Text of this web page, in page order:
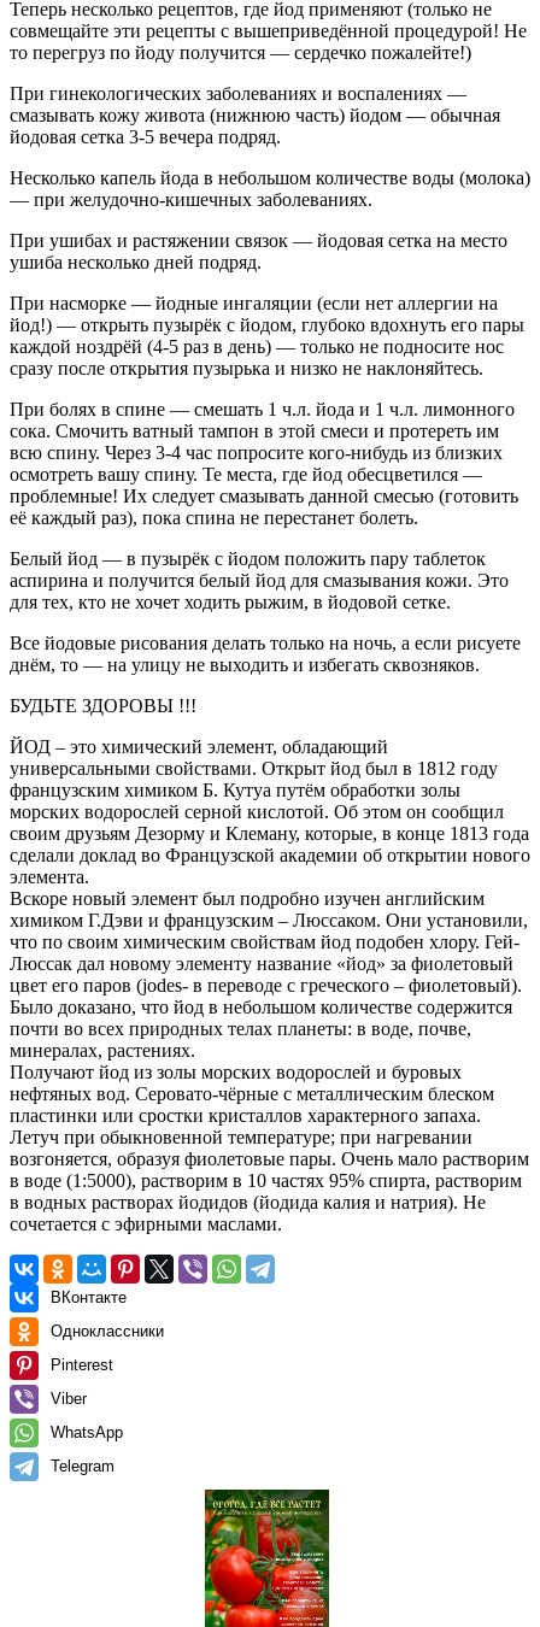
Теперь несколько рецептов, где йод применяют (только не
совмещайте эти рецепты с вышеприведённой процедурой! Не
то перегруз по йоду получится — сердечко пожалейте!)
При гинекологических заболеваниях и воспалениях —
смазывать кожу живота (нижнюю часть) йодом — обычная
йодовая сетка 3-5 вечера подряд.
Несколько капель йода в небольшом количестве воды (молока)
— при желудочно-кишечных заболеваниях.
При ушибах и растяжении связок — йодовая сетка на место
ушиба несколько дней подряд.
При насморке — йодные ингаляции (если нет аллергии на
йод!) — открыть пузырёк с йодом, глубоко вдохнуть его пары
каждой ноздрёй (4-5 раз в день) — только не подносите нос
сразу после открытия пузырька и низко не наклоняйтесь.
При болях в спине — смешать 1 ч.л. йода и 1 ч.л. лимонного
сока. Смочить ватный тампон в этой смеси и протереть им
всю спину. Через 3-4 час попросите кого-нибудь из близких
осмотреть вашу спину. Те места, где йод обесцветился —
проблемные! Их следует смазывать данной смесью (готовить
её каждый раз), пока спина не перестанет болеть.
Белый йод — в пузырёк с йодом положить пару таблеток
аспирина и получится белый йод для смазывания кожи. Это
для тех, кто не хочет ходить рыжим, в йодовой сетке.
Все йодовые рисования делать только на ночь, а если рисуете
днём, то — на улицу не выходить и избегать сквозняков.
БУДЬТЕ ЗДОРОВЫ !!!
ЙОД – это химический элемент, обладающий
универсальными свойствами. Открыт йод был в 1812 году
французским химиком Б. Кутуа путём обработки золы
морских водорослей серной кислотой. Об этом он сообщил
своим друзьям Дезорму и Клеману, которые, в конце 1813 года
сделали доклад во Французской академии об открытии нового
элемента.
Вскоре новый элемент был подробно изучен английским
химиком Г.Дэви и французским – Люссаком. Они установили,
что по своим химическим свойствам йод подобен хлору. Гей-
Люссак дал новому элементу название «йод» за фиолетовый
цвет его паров (jodes- в переводе с греческого – фиолетовый).
Было доказано, что йод в небольшом количестве содержится
почти во всех природных телах планеты: в воде, почве,
минералах, растениях.
Получают йод из золы морских водорослей и буровых
нефтяных вод. Серовато-чёрные с металлическим блеском
пластинки или сростки кристаллов характерного запаха.
Летуч при обыкновенной температуре; при нагревании
возгоняется, образуя фиолетовые пары. Очень мало растворим
в воде (1:5000), растворим в 10 частях 95% спирта, растворим
в водных растворах йодидов (йодида калия и натрия). Не
сочетается с эфирными маслами.
ВКонтакте
Одноклассники
Pinterest
Viber
WhatsApp
Telegram